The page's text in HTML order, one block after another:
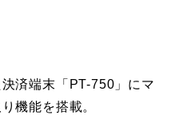
済端末「PT-750」にマ
機能を搭載。